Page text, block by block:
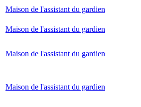
Maison de l'assistant du gardien
Maison de l'assistant du gardien
Maison de l'assistant du gardien
Maison de l'assistant du gardien